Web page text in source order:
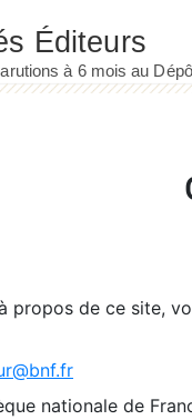
propos de ce site,
nationale de